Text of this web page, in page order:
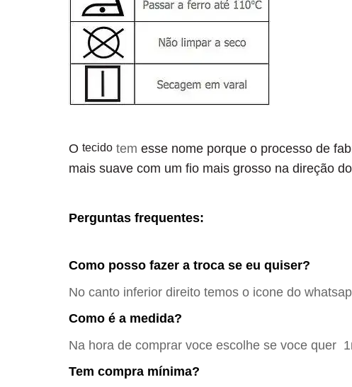
O tecido tem esse nome porque o processo de
mais suave com um fio mais grosso na direção
Perguntas frequentes:
Como posso fazer a troca se eu quiser?
No canto inferior direito temos o icone do
Como é a medida?
Na hora de comprar voce escolhe se voce quer
Tem compra mínima?